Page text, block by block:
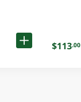
$113.00